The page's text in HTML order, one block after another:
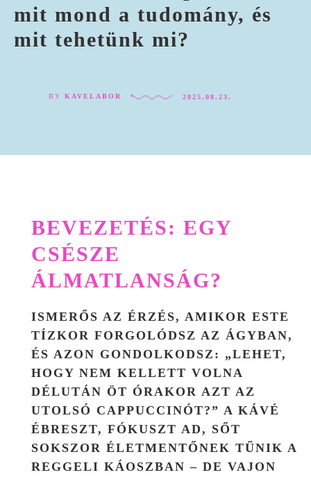
mit mond a tudomány, és
mit tehetünk mi?
BY KAVELABOR 2025.08.23.
BEVEZETÉS: EGY
CSÉSZE
ÁLMATLANSÁG?
ISMERŐS AZ ÉRZÉS, AMIKOR ESTE
TÍZKOR FORGOLÓDSZ AZ ÁGYBAN,
ÉS AZON GONDOLKODSZ: „LEHET,
HOGY NEM KELLETT VOLNA
DÉLUTÁN ÖT ÓRAKOR AZT AZ
UTOLSÓ CAPPUCCINÓT?” A KÁVÉ
ÉBRESZT, FÓKUSZT AD, SŐT
SOKSZOR ÉLETMENTŐNEK TŰNIK A
REGGELI KÁOSZBAN – DE VAJON